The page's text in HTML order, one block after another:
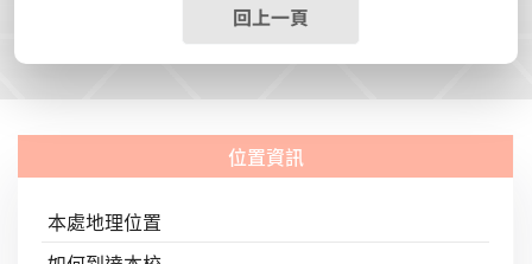
回上一頁
本處地理位置